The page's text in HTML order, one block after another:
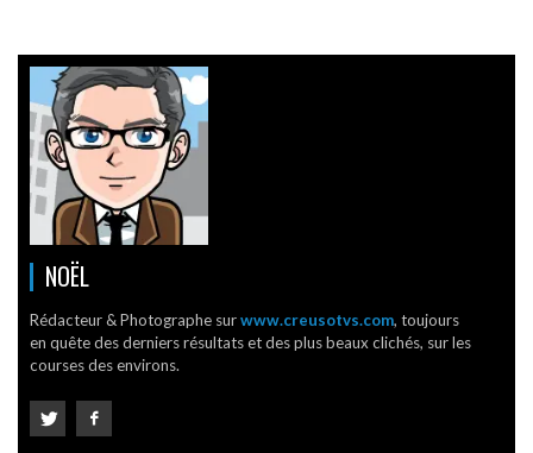
NOËL
Rédacteur & Photographe surwww.creusotvs.com, toujours
en quête des derniers résultats et des plus beaux clichés, sur les
courses des environs.